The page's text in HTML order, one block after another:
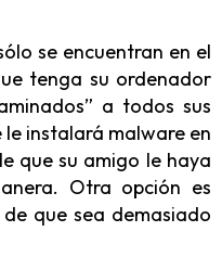
se encuentran en el
tenga su ordenador
a todos sus
instalará malware en
que su amigo le haya
Otra opción es
que sea demasiado